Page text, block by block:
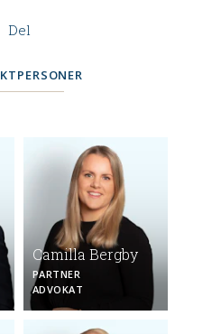
Del
Camilla Bergby
PARTNER
ADVOKAT